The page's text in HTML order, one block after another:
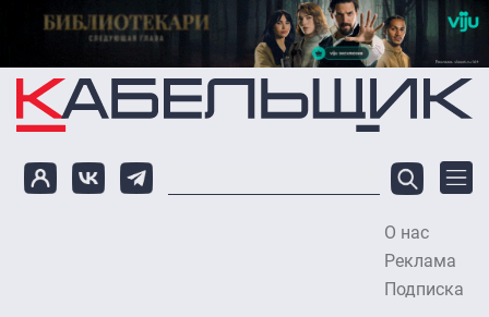
Перейти к основному содержанию
О нас
Реклама
Подписка